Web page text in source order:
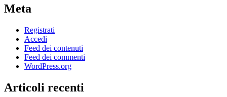
Meta
Registrati
Accedi
Feed dei contenuti
Feed dei commenti
WordPress.org
Articoli recenti